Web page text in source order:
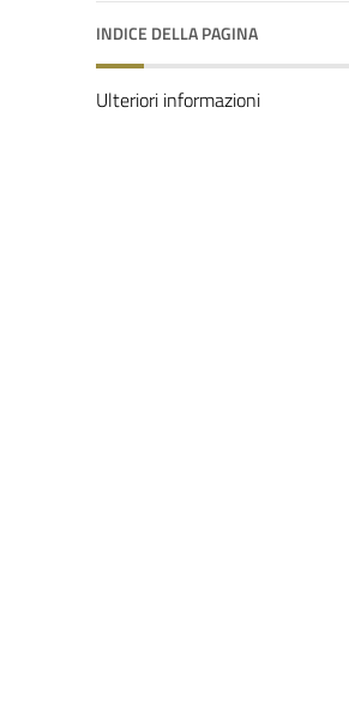
INDICE DELLA PAGINA
Ulteriori informazioni